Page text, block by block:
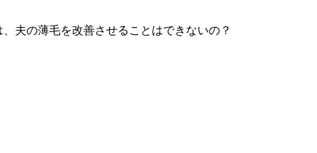
夫の薄毛を改善させることはできないの？